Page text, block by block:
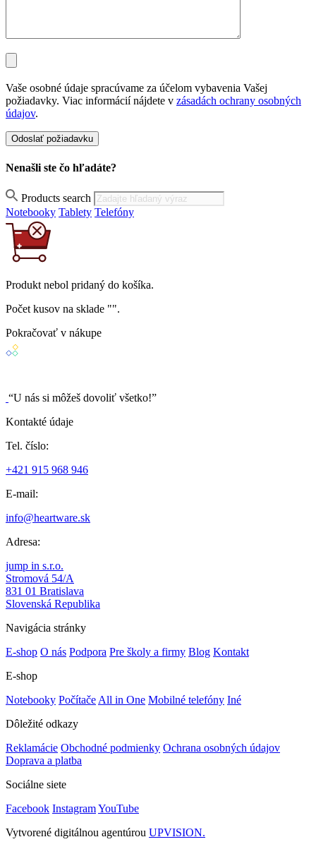
Vaše osobné údaje spracúvame za účelom vybavenia Vašej
požiadavky. Viac informácií nájdete v zásadách ochrany osobných
údajov.
Nenašli ste čo hľadáte?
Products search
Notebooky Tablety Telefóny
Produkt nebol pridaný do košíka.
Počet kusov na sklade "".
Pokračovať v nákupe
“U nás si môžeš dovoliť všetko!”
Kontakté údaje
Tel. číslo:
+421 915 968 946
E-mail:
info@heartware.sk
Adresa:
jump in s.r.o.
Stromová 54/A
831 01 Bratislava
Slovenská Republika
Navigácia stránky
E-shop O nás Podpora Pre školy a firmy Blog Kontakt
E-shop
Notebooky Počítače All in One Mobilné telefóny Iné
Dôležité odkazy
Reklamácie Obchodné podmienky Ochrana osobných údajov
Doprava a platba
Sociálne siete
Facebook InstagramYouTube
Vytvorené digitálnou agentúrou UPVISION.